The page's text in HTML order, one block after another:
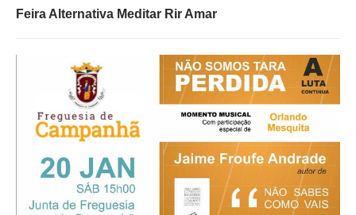
Feira Alternativa Meditar Rir Amar